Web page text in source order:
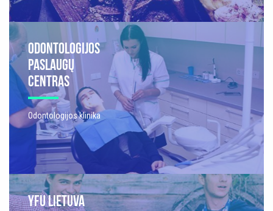
ODONTOLOGIJOS
PASLAUGŲ
CENTRAS
Odontologijos klinika
YFU LIETUVA